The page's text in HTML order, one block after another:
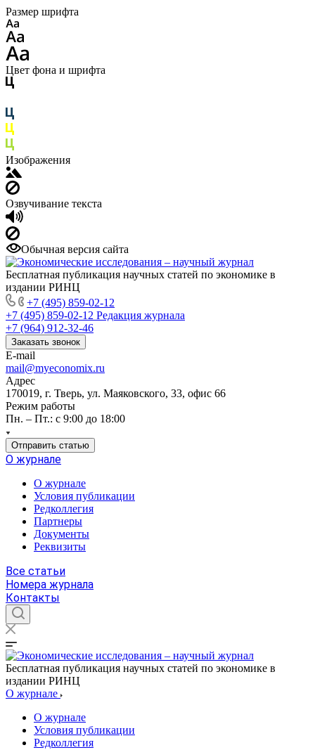
Размер шрифта
Цвет фона и шрифта
Изображения
Озвучивание текста
Обычная версия сайта
Бесплатная публикация научных статей по экономике в
издании РИНЦ
+7 (495) 859-02-12
+7 (495) 859-02-12 Редакция журнала
+7 (964) 912-32-46
Заказать звонок
E-mail
mail@myeconomix.ru
Адрес
170019, г. Тверь, ул. Маяковского, 33, офис 66
Режим работы
Пн. – Пт.: с 9:00 до 18:00
Отправить статью
О журнале
О журнале
Условия публикации
Редколлегия
Партнеры
Документы
Реквизиты
Все статьи
Номера журнала
Контакты
Бесплатная публикация научных статей по экономике в
издании РИНЦ
О журнале
О журнале
Условия публикации
Редколлегия